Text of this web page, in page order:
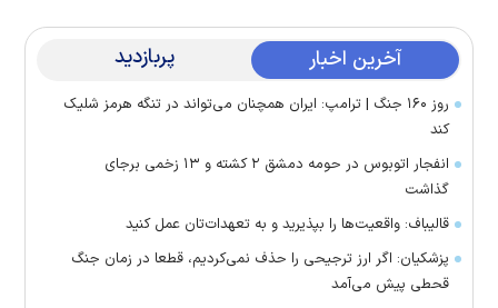
آخرین اخبار پربازدید
روز ۱۶۰ جنگ | ترامپ: ایران همچنان می‌تواند در تنگه هرمز شلیک
کند
انفجار اتوبوس در حومه دمشق ۲ کشته و ۱۳ زخمی برجای
گذاشت
قالیباف: واقعیت‌ها را بپذیرید و به تعهدات‌تان عمل کنید
پزشکیان: اگر ارز ترجیحی را حذف نمی‌کردیم، قطعا در زمان جنگ
قحطی پیش می‌آمد